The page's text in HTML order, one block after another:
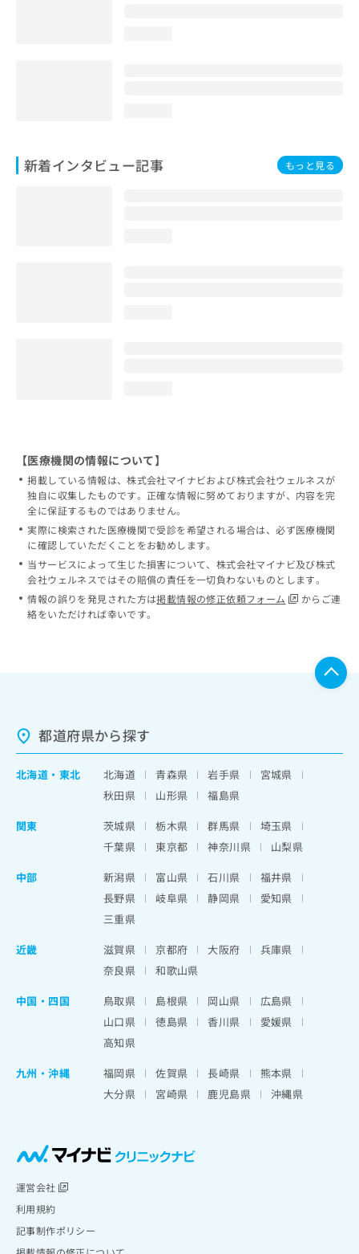
新着インタビュー記事 もっと見る
【医療機関の情報について】
掲載している情報は、株式会社マイナビおよび株式会社ウェルネスが
独自に収集したものです。正確な情報に努めておりますが、内容を完
全に保証するものではありません。
実際に検索された医療機関で受診を希望される場合は、必ず医療機関
に確認していただくことをお勧めします。
当サービスによって生じた損害について、株式会社マイナビ及び株式
会社ウェルネスではその賠償の責任を一切負わないものとします。
情報の誤りを発見された方は掲載情報の修正依頼フォーム
からご連
絡をいただければ幸いです。
都道府県から探す
北海道 ・ 東北 北海道 青森県 岩手県
宮城県
秋田県
山形県
福島県
関東
茨城県 栃木県 群馬県
埼玉県
千葉県
東京都 神奈川県
山梨県
中部
新潟県 富山県 石川県
福井県
長野県
岐阜県 静岡県
愛知県
三重県
近畿
滋賀県 京都府 大阪府
兵庫県
奈良県
和歌山県
中国・四国
鳥取県 島根県 岡山県
広島県
山口県
徳島県 香川県
愛媛県
高知県
九州・沖縄
福岡県 佐賀県 長崎県
熊本県
大分県
宮崎県 鹿児島県 沖縄県
運営会社
利用規約
記事制作ポリシー